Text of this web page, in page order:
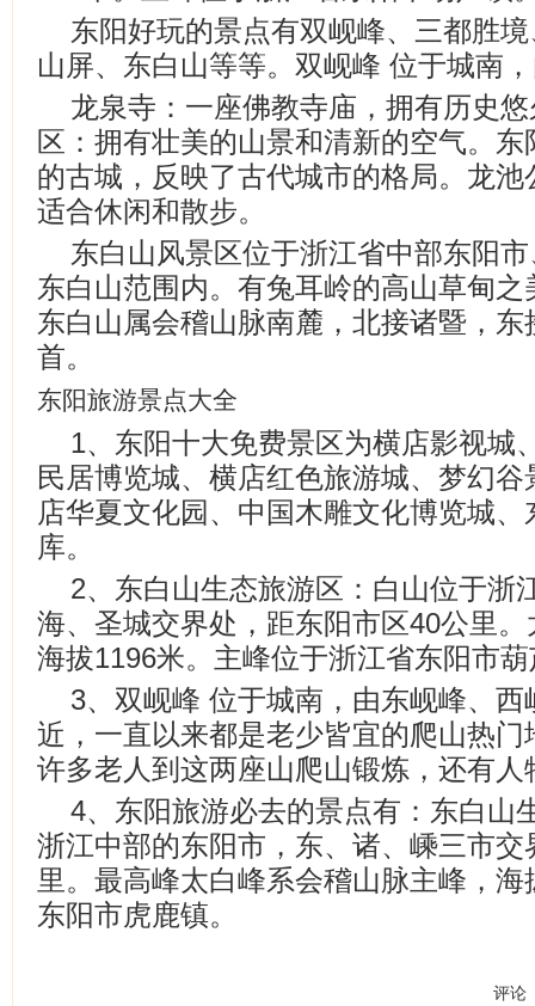
东阳好玩的景点有双岘峰、三都胜
山屏、东白山等等。双岘峰 位于城南
龙泉寺：一座佛教寺庙，拥有历史
区：拥有壮美的山景和清新的空气。
的古城，反映了古代城市的格局。龙
适合休闲和散步。
东白山风景区位于浙江省中部东阳
东白山范围内。有兔耳岭的高山草甸
东白山属会稽山脉南麓，北接诸暨，
首。
东阳旅游景点大全
1、东阳十大免费景区为横店影视城
民居博览城、横店红色旅游城、梦幻
店华夏文化园、中国木雕文化博览城
库。
2、东白山生态旅游区：白山位于浙
海、圣城交界处，距东阳市区40公里
海拔1196米。主峰位于浙江省东阳市
3、双岘峰 位于城南，由东岘峰、
近，一直以来都是老少皆宜的爬山热
许多老人到这两座山爬山锻炼，还有
4、东阳旅游必去的景点有：东白山
浙江中部的东阳市，东、诸、嵊三市
里。最高峰太白峰系会稽山脉主峰，
东阳市虎鹿镇。
评论